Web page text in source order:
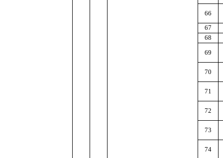
66
67
68
69
70
71
72
73
74